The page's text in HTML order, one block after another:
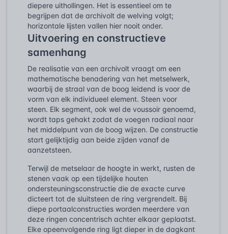
diepere uithollingen. Het is essentieel om te
begrijpen dat de archivolt de welving volgt;
horizontale lijsten vallen hier nooit onder.
Uitvoering en constructieve
samenhang
De realisatie van een archivolt vraagt om een
mathematische benadering van het metselwerk,
waarbij de straal van de boog leidend is voor de
vorm van elk individueel element. Steen voor
steen. Elk segment, ook wel de voussoir genoemd,
wordt taps gehakt zodat de voegen radiaal naar
het middelpunt van de boog wijzen. De constructie
start gelijktijdig aan beide zijden vanaf de
aanzetsteen.
Terwijl de metselaar de hoogte in werkt, rusten de
stenen vaak op een tijdelijke houten
ondersteuningsconstructie die de exacte curve
dicteert tot de sluitsteen de ring vergrendelt. Bij
diepe portaalconstructies worden meerdere van
deze ringen concentrisch achter elkaar geplaatst.
Elke opeenvolgende ring ligt dieper in de dagkant